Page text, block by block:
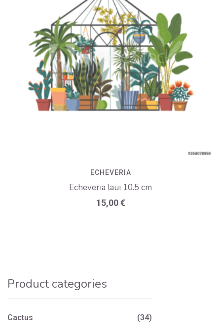
ECHEVERIA
Echeveria laui 10.5 cm
15,00€
Product categories
Cactus (34)